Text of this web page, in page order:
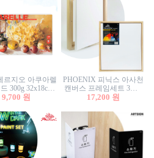
르지오 아쿠아렐
300g 32x18cm
매 1면제본
9,700 원
PHOENIX 피닉스 아사천
캔버스 프레임세트 3호F
27.3x22cm 캔버스와 올림
17,200 원